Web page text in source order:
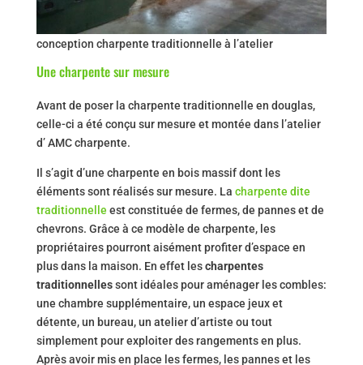
conception charpente traditionnelle à l’atelier
Une charpente sur mesure
Avant de poser la charpente traditionnelle en douglas,
celle-ci a été conçu sur mesure et montée dans l’atelier
d’ AMC charpente.
Il s’agit d’une charpente en bois massif dont les
éléments sont réalisés sur mesure. La charpente dite
traditionnelle est constituée de fermes, de pannes et de
chevrons. Grâce à ce modèle de charpente, les
propriétaires pourront aisément profiter d’espace en
plus dans la maison. En effet lescharpentes
traditionnellessont idéales pour aménager les combles:
une chambre supplémentaire, un espace jeux et
détente, un bureau, un atelier d’artiste ou tout
simplement pour exploiter des rangements en plus.
Après avoir mis en place les fermes, les pannes et les